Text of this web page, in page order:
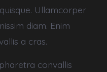
Ullamcorper
diam. Enim
a cras.
convallis